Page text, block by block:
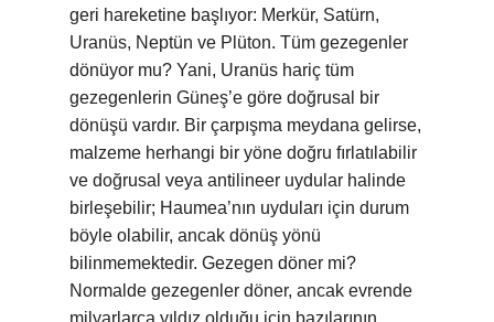
geri hareketine başlıyor: Merkür, Satürn,
Uranüs, Neptün ve Plüton. Tüm gezegenler
dönüyor mu? Yani, Uranüs hariç tüm
gezegenlerin Güneş’e göre doğrusal bir
dönüşü vardır. Bir çarpışma meydana gelirse,
malzeme herhangi bir yöne doğru fırlatılabilir
ve doğrusal veya antilineer uydular halinde
birleşebilir; Haumea’nın uyduları için durum
böyle olabilir, ancak dönüş yönü
bilinmemektedir. Gezegen döner mi?
Normalde gezegenler döner, ancak evrende
milyarlarca yıldız olduğu için bazılarının